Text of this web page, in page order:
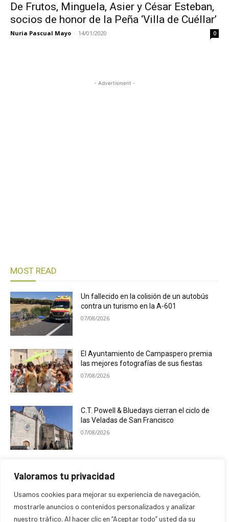
Valoramos tu privacidad
Usamos cookies para mejorar su experiencia de navegación,
mostrarle anuncios o contenidos personalizados y analizar
nuestro tráfico. Al hacer clic en “Aceptar todo” usted da su
De Frutos, Minguela, Asier y César Esteban,
socios de honor de la Peña ‘Villa de Cuéllar’
Nuria Pascual Mayo - 14/01/2020 0
- Advertisment -
MOST READ
Un fallecido en la colisión de un autobús
contra un turismo en la A-601
07/08/2026
El Ayuntamiento de Campaspero premia
las mejores fotografías de sus fiestas
07/08/2026
C.T. Powell & Bluedays cierran el ciclo de
las Veladas de San Francisco
07/08/2026
programación ligada al eclipse solar